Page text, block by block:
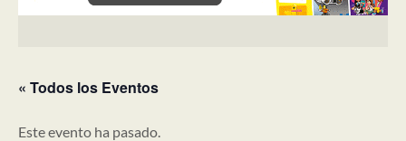
« Todos los Eventos
Este evento ha pasado.